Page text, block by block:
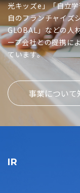
光キッズe」「自立
自のフランチャイズ
GLOBAL」などの人
ープ会社との提携に
ています。
事業について
IR